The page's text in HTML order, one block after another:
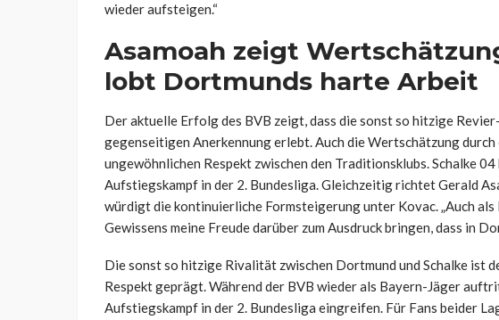
wieder aufsteigen.“
Asamoah zeigt
lobt Dortmunds harte Arbeit
Der aktuelle Erfolg des BVB zeigt, dass die sonst so hitzige
gegenseitigen Anerkennung erlebt. Auch die Wertschätzung
ungewöhnlichen Respekt zwischen den Traditionsklubs. Schalke
Aufstiegskampf in der 2. Bundesliga. Gleichzeitig richtet Gerald
würdigt die kontinuierliche Formsteigerung unter Kovac. „Auch als
Gewissens meine Freude darüber zum Ausdruck bringen, dass in
Die sonst so hitzige Rivalität zwischen Dortmund und Schalke ist
Respekt geprägt. Während der BVB wieder als Bayern-Jäger
Aufstiegskampf in der 2. Bundesliga eingreifen. Für Fans beider